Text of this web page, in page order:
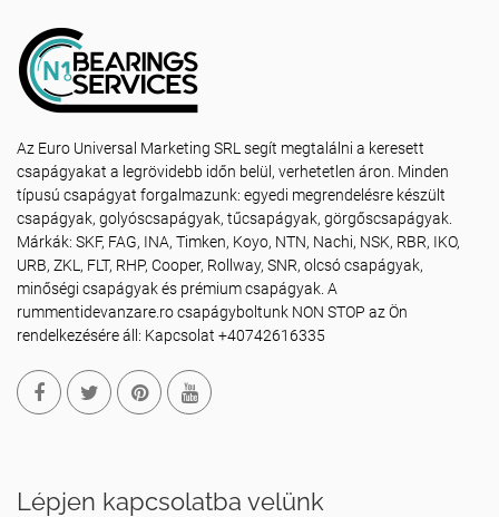
Az Euro Universal Marketing SRL segít megtalálni a keresett
csapágyakat a legrövidebb időn belül, verhetetlen áron. Minden
típusú csapágyat forgalmazunk: egyedi megrendelésre készült
csapágyak, golyóscsapágyak, tűcsapágyak, görgőscsapágyak.
Márkák: SKF, FAG, INA, Timken, Koyo, NTN, Nachi, NSK, RBR, IKO,
URB, ZKL, FLT, RHP, Cooper, Rollway, SNR, olcsó csapágyak,
minőségi csapágyak és prémium csapágyak. A
rummentidevanzare.ro csapágyboltunk NON STOP az Ön
rendelkezésére áll: Kapcsolat +40742616335
Lépjen kapcsolatba velünk